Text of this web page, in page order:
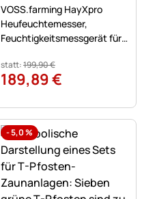
VOSS.farming HayXpro
Heufeuchtemesser,
Feuchtigkeitsmessgerät für
statt:199,90€
189,89€
-5,0%